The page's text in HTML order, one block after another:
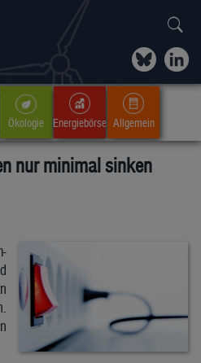
Ökologie Energiebörse Allgemein
nur minimal sinken